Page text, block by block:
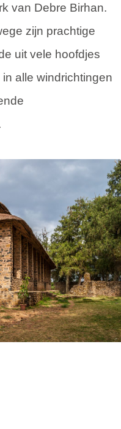
van Debre Birhan.
zijn prachtige
uit vele hoofdjes
alle windrichtingen